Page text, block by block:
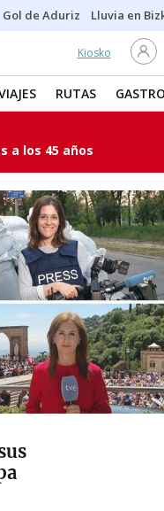
Gol de Aduriz Lluvia en
Kiosko
RUTAS
a los 45 años